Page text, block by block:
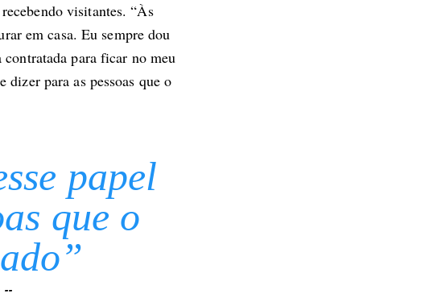
visitantes. “Às
em casa. Eu sempre dou
para ficar no meu
para as pessoas que o
papel
que o
--